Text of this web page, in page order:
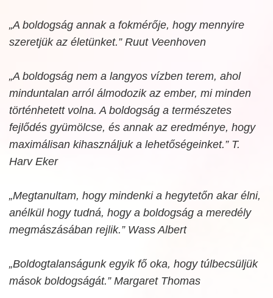
„A boldogság annak a fokmérője, hogy mennyire
szeretjük az életünket.” Ruut Veenhoven
„A boldogság nem a langyos vízben terem, ahol
minduntalan arról álmodozik az ember, mi minden
történhetett volna. A boldogság a természetes
fejlődés gyümölcse, és annak az eredménye, hogy
maximálisan kihasználjuk a lehetőségeinket.” T.
Harv Eker
„Megtanultam, hogy mindenki a hegytetőn akar élni,
anélkül hogy tudná, hogy a boldogság a meredély
megmászásában rejlik.” Wass Albert
„Boldogtalanságunk egyik fő oka, hogy túlbecsüljük
mások boldogságát.” Margaret Thomas